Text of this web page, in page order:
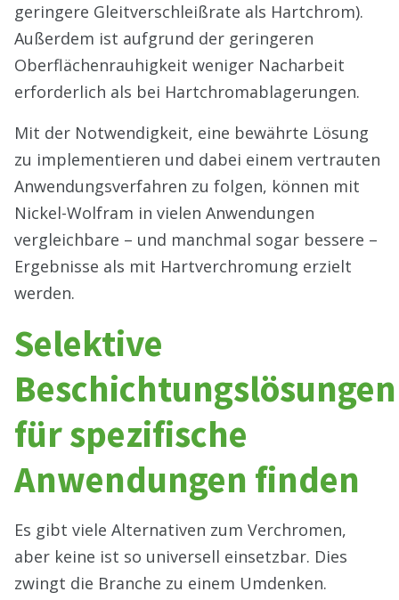
geringere Gleitverschleißrate als Hartchrom).
Außerdem ist aufgrund der geringeren
Oberflächenrauhigkeit weniger Nacharbeit
erforderlich als bei Hartchromablagerungen.
Mit der Notwendigkeit, eine bewährte Lösung
zu implementieren und dabei einem vertrauten
Anwendungsverfahren zu folgen, können mit
Nickel-Wolfram in vielen Anwendungen
vergleichbare – und manchmal sogar bessere –
Ergebnisse als mit Hartverchromung erzielt
werden.
Selektive
Beschichtungslösungen
für spezifische
Anwendungen finden
Es gibt viele Alternativen zum Verchromen,
aber keine ist so universell einsetzbar. Dies
zwingt die Branche zu einem Umdenken.